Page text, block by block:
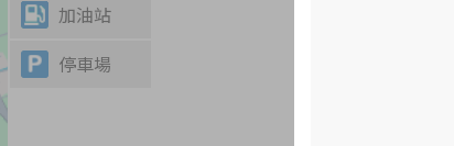
加油站
停車場